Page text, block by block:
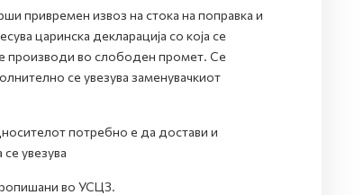
привремен извоз на стока на поправка и
царинска декларација со која се
производи во слободен промет. Се
се увезува заменувачкиот
потребно е да достави и
увезува
во УСЦЗ.